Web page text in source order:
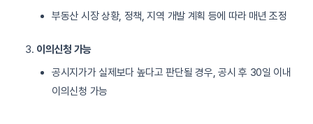
부동산 시장 상황, 정책, 지역 개발 계획 등에 따라 매년 조정
이의신청 가능
공시지가가 실제보다 높다고 판단될 경우, 공시 후 30일 이내
이의신청 가능